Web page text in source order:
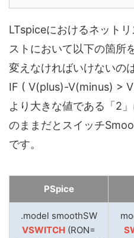
LTspiceにおけるネット
ストにおいて以下の箇所
変えなければいけないの
IF ( V(plus)-V(minus) >
より大きな値である「2
のままだとスイッチ
です。
PSpice
.model smoothSW
VSWITCH (RON=